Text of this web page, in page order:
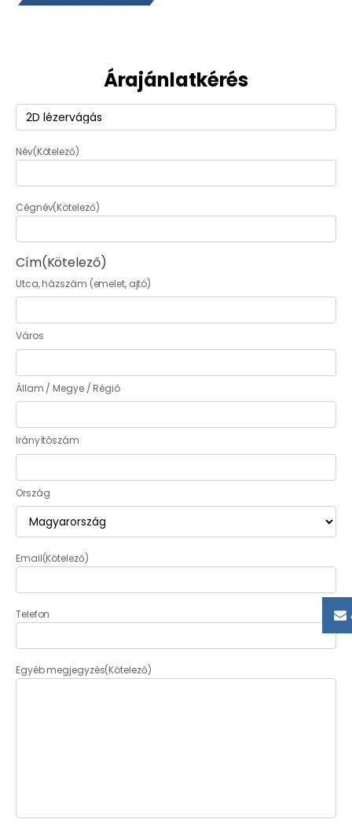
Árajánlatkérés
Termék(Kötelező)
Név(Kötelező)
Cégnév(Kötelező)
Cím(Kötelező)
Utca, házszám (emelet, ajtó)
Város
Állam / Megye / Régió
Irányítószám
Ország
Email(Kötelező)
Telefon
Egyéb megjegyzés(Kötelező)